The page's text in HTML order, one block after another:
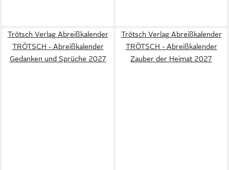
Trötsch Verlag Abreißkalender
TRÖTSCH - Abreißkalender
Gedanken und Sprüche 2027
Trötsch Verlag Abreißkalender
TRÖTSCH - Abreißkalender
Zauber der Heimat 2027